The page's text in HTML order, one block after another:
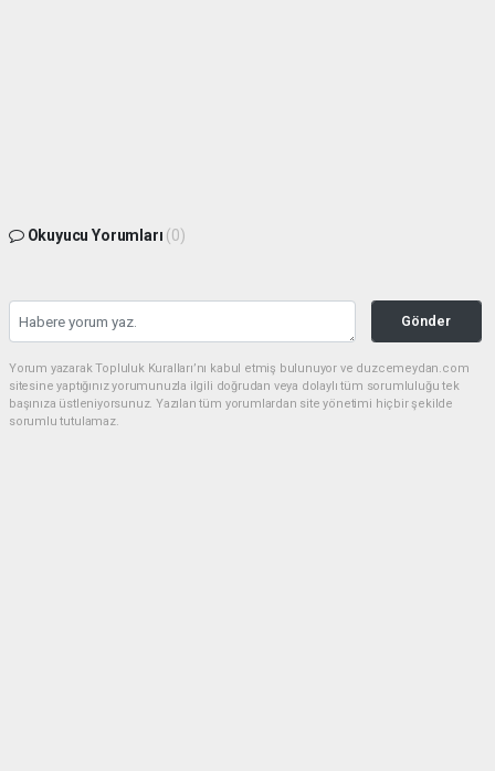
Okuyucu Yorumları (0)
Gönder
Yorum yazarak Topluluk Kuralları’nı kabul etmiş bulunuyor ve duzcemeydan.com
sitesine yaptığınız yorumunuzla ilgili doğrudan veya dolaylı tüm sorumluluğu tek
başınıza üstleniyorsunuz. Yazılan tüm yorumlardan site yönetimi hiçbir şekilde
sorumlu tutulamaz.